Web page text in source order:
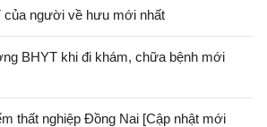
người về hưu mới nhất
BHYT khi đi khám, chữa bệnh mới
thất nghiệp Đồng Nai [Cập nhật mới